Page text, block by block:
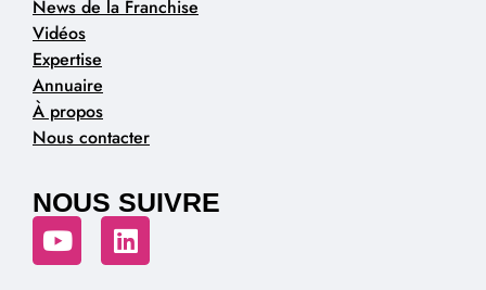
News de la Franchise
Vidéos
Expertise
Annuaire
À propos
Nous contacter
NOUS SUIVRE